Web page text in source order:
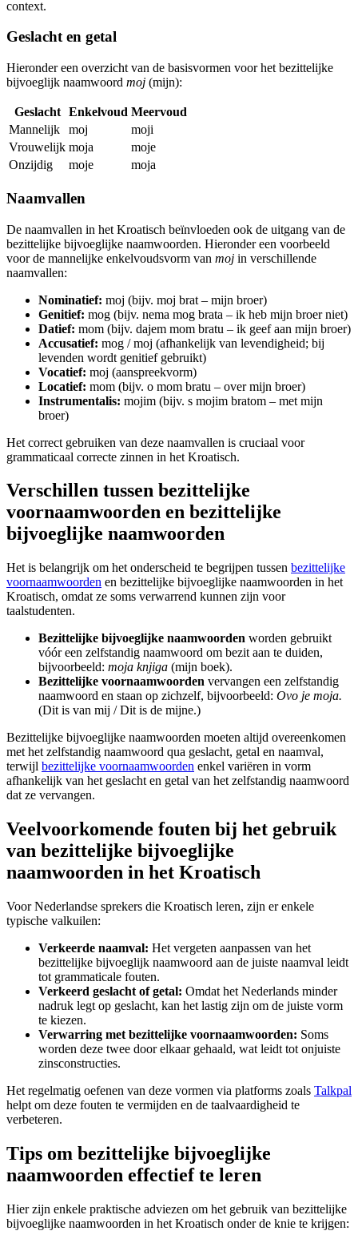
context.
Geslacht en getal
Hieronder een overzicht van de basisvormen voor het bezittelijke
bijvoeglijk naamwoord moj (mijn):
Geslacht Enkelvoud Meervoud
Mannelijk
moj
moji
Vrouwelijk moja
moje
Onzijdig
moje moja
Naamvallen
De naamvallen in het Kroatisch beïnvloeden ook de uitgang van de
bezittelijke bijvoeglijke naamwoorden. Hieronder een voorbeeld
voor de mannelijke enkelvoudsvorm van moj in verschillende
naamvallen:
Nominatief: moj (bijv. moj brat – mijn broer)
Genitief: mog (bijv. nema mog brata – ik heb mijn broer niet)
Datief: mom (bijv. dajem mom bratu – ik geef aan mijn broer)
Accusatief: mog / moj (afhankelijk van levendigheid; bij
levenden wordt genitief gebruikt)
Vocatief: moj (aanspreekvorm)
Locatief: mom (bijv. o mom bratu – over mijn broer)
Instrumentalis: mojim (bijv. s mojim bratom – met mijn
broer)
Het correct gebruiken van deze naamvallen is cruciaal voor
grammaticaal correcte zinnen in het Kroatisch.
Verschillen tussen bezittelijke
voornaamwoorden en bezittelijke
bijvoeglijke naamwoorden
Het is belangrijk om het onderscheid te begrijpen tussen bezittelijke
voornaamwoorden en bezittelijke bijvoeglijke naamwoorden in het
Kroatisch, omdat ze soms verwarrend kunnen zijn voor
taalstudenten.
Bezittelijke bijvoeglijke naamwoorden worden gebruikt
vóór een zelfstandig naamwoord om bezit aan te duiden,
bijvoorbeeld: moja knjiga (mijn boek).
Bezittelijke voornaamwoorden vervangen een zelfstandig
naamwoord en staan op zichzelf, bijvoorbeeld: Ovo je moja.
(Dit is van mij / Dit is de mijne.)
Bezittelijke bijvoeglijke naamwoorden moeten altijd overeenkomen
met het zelfstandig naamwoord qua geslacht, getal en naamval,
terwijl bezittelijke voornaamwoorden enkel variëren in vorm
afhankelijk van het geslacht en getal van het zelfstandig naamwoord
dat ze vervangen.
Veelvoorkomende fouten bij het gebruik
van bezittelijke bijvoeglijke
naamwoorden in het Kroatisch
Voor Nederlandse sprekers die Kroatisch leren, zijn er enkele
typische valkuilen:
Verkeerde naamval: Het vergeten aanpassen van het
bezittelijke bijvoeglijk naamwoord aan de juiste naamval leidt
tot grammaticale fouten.
Verkeerd geslacht of getal: Omdat het Nederlands minder
nadruk legt op geslacht, kan het lastig zijn om de juiste vorm
te kiezen.
Verwarring met bezittelijke voornaamwoorden: Soms
worden deze twee door elkaar gehaald, wat leidt tot onjuiste
zinsconstructies.
Het regelmatig oefenen van deze vormen via platforms zoals Talkpal
helpt om deze fouten te vermijden en de taalvaardigheid te
verbeteren.
Tips om bezittelijke bijvoeglijke
naamwoorden effectief te leren
Hier zijn enkele praktische adviezen om het gebruik van bezittelijke
bijvoeglijke naamwoorden in het Kroatisch onder de knie te krijgen: